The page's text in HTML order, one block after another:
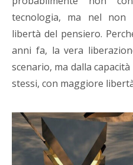
tecnologia, ma nel non
libertà del pensiero.
anni fa, la vera
scenario, ma dalla
stessi, con maggiore